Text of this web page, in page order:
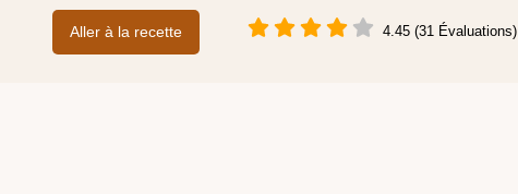
Aller à la recette 4.45 (31 Évaluations)